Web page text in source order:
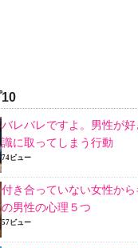
バレバレですよ。男性が
識に取ってしまう行動
74ビュー
付き合っていない女性から
の男性の心理５つ
57ビュー